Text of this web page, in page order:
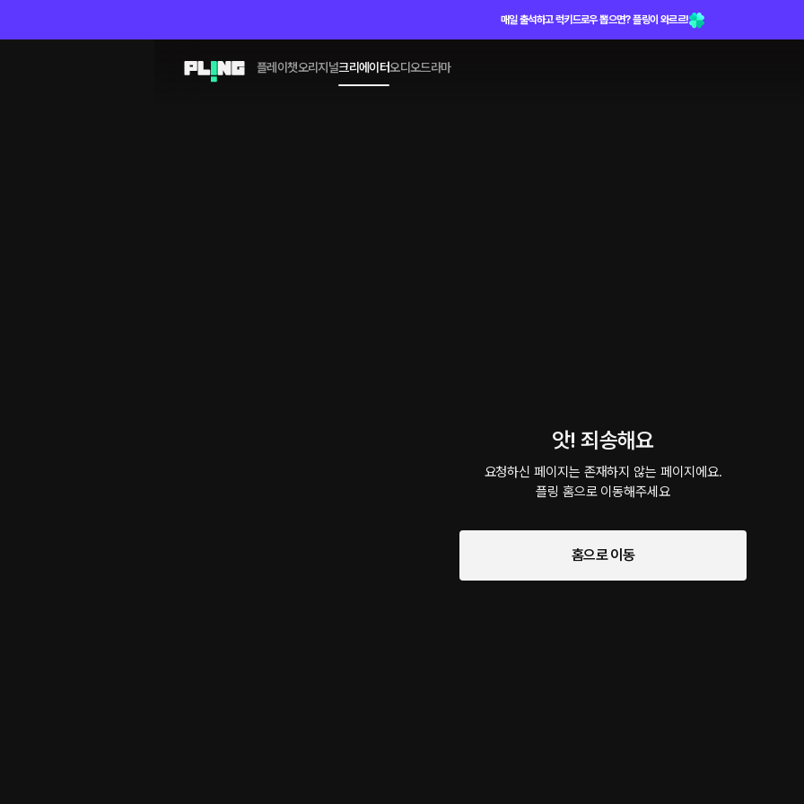
매일 출석하고 럭키드로우 뽑으면? 플링이 와르르!
플레이챗오리지널크리에이터오디오드라마
앗! 죄송해요
요청하신 페이지는 존재하지 않는 페이지에요.
플링 홈으로 이동해주세요
홈으로 이동